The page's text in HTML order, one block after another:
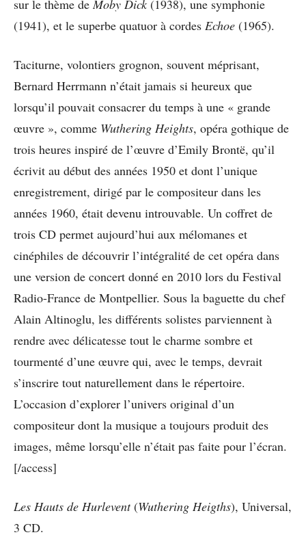
sur le thème deMoby Dick (1938), une symphonie
(1941), et le superbe quatuor à cordes Echoe (1965).
Taciturne, volontiers grognon, souvent méprisant,
Bernard Herrmann n’était jamais si heureux que
lorsqu’il pouvait consacrer du temps à une « grande
œuvre », comme Wuthering Heights, opéra gothique de
trois heures inspiré de l’œuvre d’Emily Brontë, qu’il
écrivit au début des années 1950 et dont l’unique
enregistrement, dirigé par le compositeur dans les
années 1960, était devenu introuvable. Un coffret de
trois CD permet aujourd’hui aux mélomanes et
cinéphiles de découvrir l’intégralité de cet opéra dans
une version de concert donné en 2010 lors du Festival
Radio-France de Montpellier. Sous la baguette du chef
Alain Altinoglu, les différents solistes parviennent à
rendre avec délicatesse tout le charme sombre et
tourmenté d’une œuvre qui, avec le temps, devrait
s’inscrire tout naturellement dans le répertoire.
L’occasion d’explorer l’univers original d’un
compositeur dont la musique a toujours produit des
images, même lorsqu’elle n’était pas faite pour l’écran.
[/access]
Les Hauts de Hurlevent(Wuthering Heigths), Universal,
3 CD.